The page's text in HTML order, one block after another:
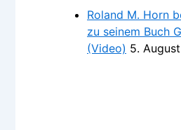
Roland M. Horn
zu seinem Buch
(Video) 5.